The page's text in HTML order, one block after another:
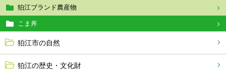
狛江ブランド農産物
こま丼
狛江市の自然
狛江の歴史・文化財